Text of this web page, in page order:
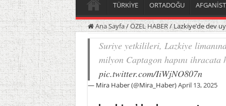
TÜRKİYE ORTADOĞU
Ana Sayfa/ÖZEL HABER/ Lazkiye’de dev
Suriye yetkilileri, Lazkiye
milyon Captagon hapını ihracata
pic.twitter.com/IiWjNO807n
— Mira Haber (@Mira_Haber)April 13, 2025